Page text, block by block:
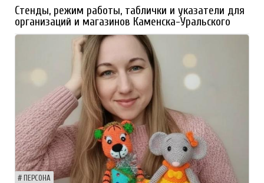
Стенды, режим работы, таблички и указатели для
организаций и магазинов Каменска-Уральского
ПЕРСОНА